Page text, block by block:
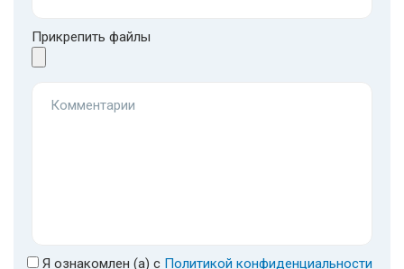
Прикрепить файлы
Я ознакомлен (а) с Политикой конфиденциальности